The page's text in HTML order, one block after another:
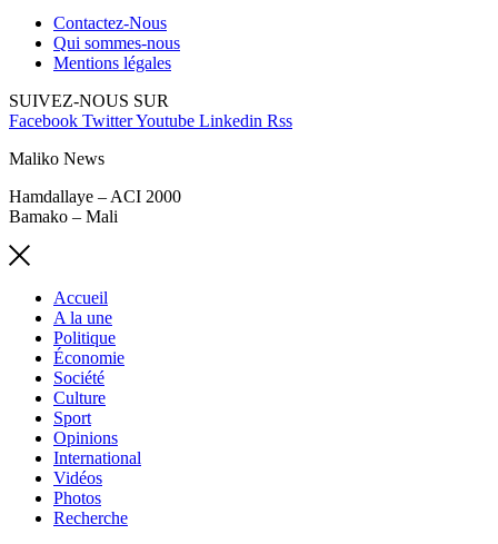
Contactez-Nous
Qui sommes-nous
Mentions légales
SUIVEZ-NOUS SUR
Facebook TwitterYoutube Linkedin Rss
Maliko News
Hamdallaye – ACI 2000
Bamako – Mali
Accueil
A la une
Politique
Économie
Société
Culture
Sport
Opinions
International
Vidéos
Photos
Recherche